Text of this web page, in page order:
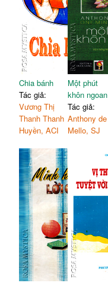
Chia bánh
Tác giả:
Vương Thị
Thanh Thanh
Huyền, ACI
Một phút
khôn ngoan
Tác giả:
Anthony de
Mello, SJ